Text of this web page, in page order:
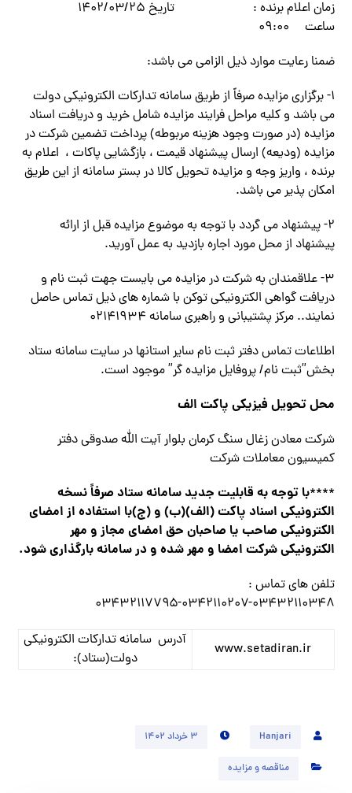
ساعت ۰۹:۰۰
ضمنا رعایت موارد ذیل الزامی می باشد:
۱- برگزاری مزایده صرفاً از طریق سامانه تدارکات الکترونیکی دولت
می باشد و کلیه مراحل فرایند مزایده شامل خرید و دریافت اسناد
مزایده (در صورت وجود هزینه مربوطه) پرداخت تضمین شرکت در
مزایده (ودیعه) ارسال پیشنهاد قیمت ، بازگشایی پاکات ، اعلام به
برنده ، واریز وجه و مزایده تحویل کالا در بستر سامانه از این طریق
امکان پذیر می باشد.
۲- پیشنهاد می گردد با توجه به موضوع مزایده قبل از ارائه
پیشنهاد از محل مورد اجاره بازدید به عمل آورید.
۳- علاقمندان به شرکت در مزایده می بایست جهت ثبت نام و
دریافت گواهی الکترونیکی توکن با شماره های ذیل تماس حاصل
نمایند.. مرکز پشتیبانی و راهبری سامانه ۰۲۱۴۱۹۳۴
اطلاعات تماس دفتر ثبت نام سایر استانها در سایت سامانه ستاد
بخش”ثبت نام/ پروفایل مزایده گر” موجود است.
محل تحویل فیزیکی پاکت الف
شرکت معادن زغال سنگ کرمان بلوار آیت الله صدوقی دفتر
کمیسیون معاملات شرکت
****با توجه به قابلیت جدید سامانه ستاد صرفاً نسخه
الکترونیکی اسناد پاکت (الف)(ب) و (ج)با استفاده از امضای
الکترونیکی صاحب یا صاحبان حق امضای مجاز و مهر
الکترونیکی شرکت امضا و مهر شده و در سامانه بارگذاری شود.
تلفن های تماس :
۰۳۴۳۲۱۱۰۳۴۸-۰۳۴۲۱۱۰۲۰۷-۰۳۴۳۲۱۱۷۷۹۵
www.setadiran.ir
آدرس سامانه تدارکات الکترونیکی
دولت(ستاد):
Hanjari ۳ خرداد ۱۴۰۲
مناقصه و مزایده